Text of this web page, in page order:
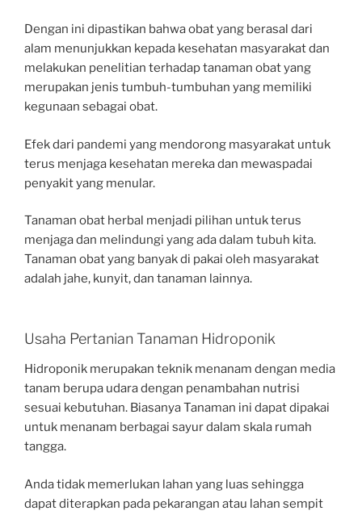
Dengan ini dipastikan bahwa obat yang berasal dari
alam menunjukkan kepada kesehatan masyarakat dan
melakukan penelitian terhadap tanaman obat yang
merupakan jenis tumbuh-tumbuhan yang memiliki
kegunaan sebagai obat.
Efek dari pandemi yang mendorong masyarakat untuk
terus menjaga kesehatan mereka dan mewaspadai
penyakit yang menular.
Tanaman obat herbal menjadi pilihan untuk terus
menjaga dan melindungi yang ada dalam tubuh kita.
Tanaman obat yang banyak di pakai oleh masyarakat
adalah jahe, kunyit, dan tanaman lainnya.
Usaha Pertanian Tanaman Hidroponik
Hidroponik merupakan teknik menanam dengan media
tanam berupa udara dengan penambahan nutrisi
sesuai kebutuhan. Biasanya Tanaman ini dapat dipakai
untuk menanam berbagai sayur dalam skala rumah
tangga.
Anda tidak memerlukan lahan yang luas sehingga
dapat diterapkan pada pekarangan atau lahan sempit